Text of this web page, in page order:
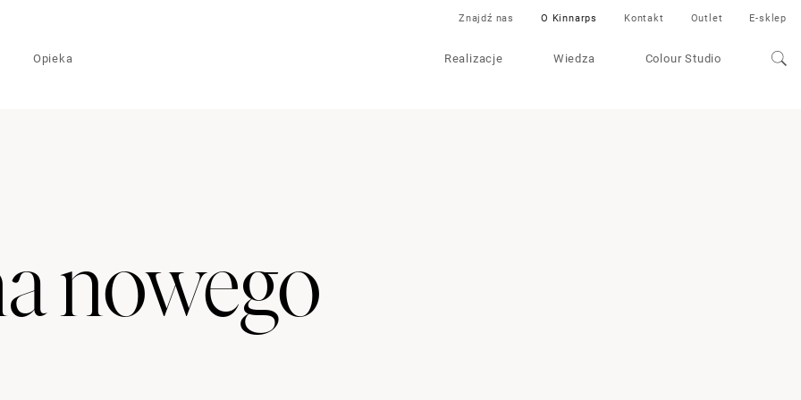
Opieka Realizacje Wiedza Colour Studio
Znajdź nas O Kinnarps Kontakt Outlet E-sklep
nowego